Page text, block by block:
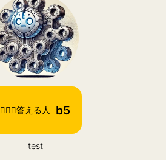
🙋🏻‍♀️答える人 b5
test